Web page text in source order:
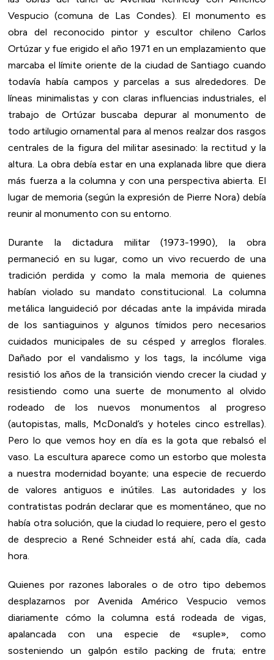
Vespucio (comuna de Las Condes). El monumento es
obra del reconocido pintor y escultor chileno Carlos
Ortúzar y fue erigido el año 1971 en un emplazamiento que
marcaba el límite oriente de la ciudad de Santiago cuando
todavía había campos y parcelas a sus alrededores. De
líneas minimalistas y con claras influencias industriales, el
trabajo de Ortúzar buscaba depurar al monumento de
todo artilugio ornamental para al menos realzar dos rasgos
centrales de la figura del militar asesinado: la rectitud y la
altura. La obra debía estar en una explanada libre que diera
más fuerza a la columna y con una perspectiva abierta. El
lugar de memoria (según la expresión de Pierre Nora) debía
reunir al monumento con su entorno.
Durante la dictadura militar (1973-1990), la obra
permaneció en su lugar, como un vivo recuerdo de una
tradición perdida y como la mala memoria de quienes
habían violado su mandato constitucional. La columna
metálica languideció por décadas ante la impávida mirada
de los santiaguinos y algunos tímidos pero necesarios
cuidados municipales de su césped y arreglos florales.
Dañado por el vandalismo y los tags, la incólume viga
resistió los años de la transición viendo crecer la ciudad y
resistiendo como una suerte de monumento al olvido
rodeado de los nuevos monumentos al progreso
(autopistas, malls, McDonald’s y hoteles cinco estrellas).
Pero lo que vemos hoy en día es la gota que rebalsó el
vaso. La escultura aparece como un estorbo que molesta
a nuestra modernidad boyante; una especie de recuerdo
de valores antiguos e inútiles. Las autoridades y los
contratistas podrán declarar que es momentáneo, que no
había otra solución, que la ciudad lo requiere, pero el gesto
de desprecio a René Schneider está ahí, cada día, cada
hora.
Quienes por razones laborales o de otro tipo debemos
desplazarnos por Avenida Américo Vespucio vemos
diariamente cómo la columna está rodeada de vigas,
apalancada con una especie de «suple», como
sosteniendo un galpón estilo packing de fruta; entre